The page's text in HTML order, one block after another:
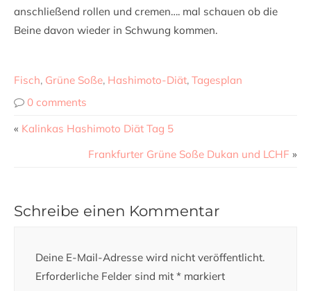
anschließend rollen und cremen…. mal schauen ob die
Beine davon wieder in Schwung kommen.
Fisch, Grüne Soße, Hashimoto-Diät, Tagesplan
0 comments
« Kalinkas Hashimoto Diät Tag 5
Frankfurter Grüne Soße Dukan und LCHF »
Schreibe einen Kommentar
Deine E-Mail-Adresse wird nicht veröffentlicht.
Erforderliche Felder sind mit * markiert